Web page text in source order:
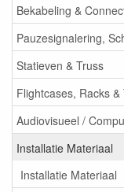
Bekabeling &
Pauzesignalering,
Statieven & Truss
Flightcases, Racks &
Audiovisueel /
Installatie Materiaal
Installatie Materiaal